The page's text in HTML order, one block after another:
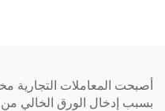
أصبحت المعاملات التجارية
بسبب إدخال الورق الخالي من